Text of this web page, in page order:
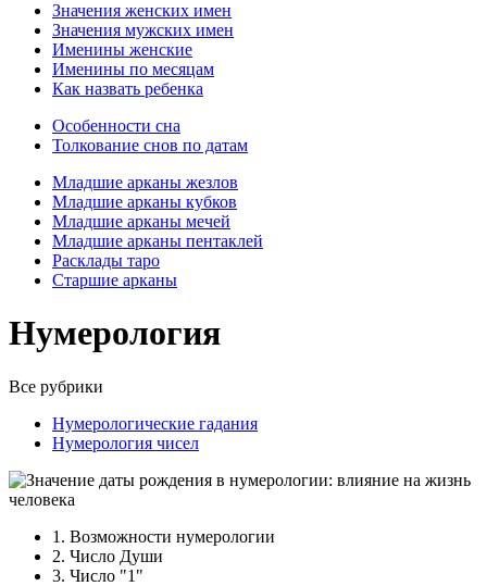
Значения женских имен
Значения мужских имен
Именины женские
Именины по месяцам
Как назвать ребенка
Особенности сна
Толкование снов по датам
Младшие арканы жезлов
Младшие арканы кубков
Младшие арканы мечей
Младшие арканы пентаклей
Расклады таро
Старшие арканы
Нумерология
Все рубрики
Нумерологические гадания
Нумерология чисел
1. Возможности нумерологии
2. Число Души
3. Число "1"